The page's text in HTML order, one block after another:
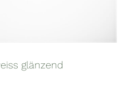
glänzend